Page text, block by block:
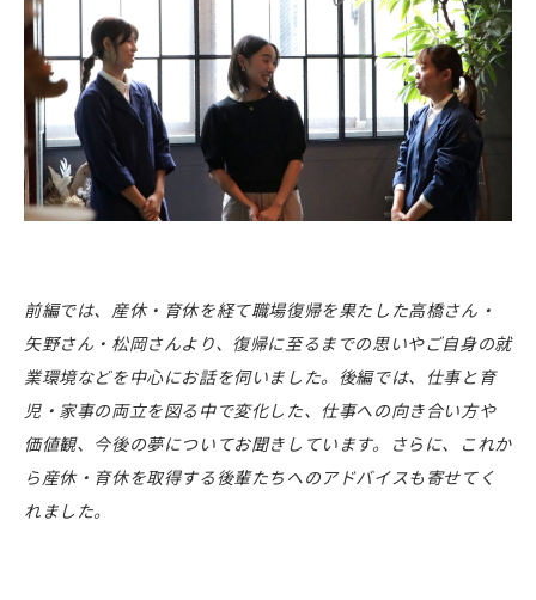
前編では、産休・育休を経て職場復帰を果たした高橋さん・
矢野さん・松岡さんより、復帰に至るまでの思いやご自身の就
業環境などを中心にお話を伺いました。後編では、仕事と育
児・家事の両立を図る中で変化した、仕事への向き合い方や
価値観、今後の夢についてお聞きしています。さらに、これか
ら産休・育休を取得する後輩たちへのアドバイスも寄せてく
れました。